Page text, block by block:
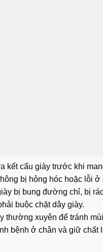
kết cấu giày trước khi
bị hỏng hóc hoặc lỗi ở
bị bung đường chỉ, bị
buộc chặt dây giày.
thường xuyên để tránh
bệnh ở chân và giữ chất